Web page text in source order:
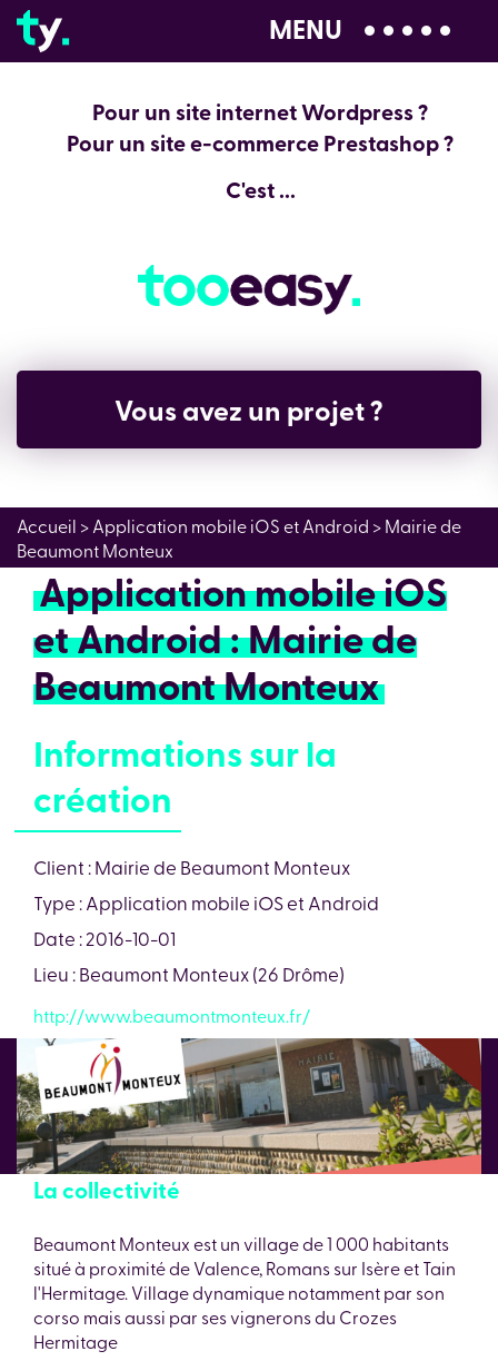
04 28 99 00 80
MENU
Pour un site internet Wordpress ?
Pour un site e-commerce Prestashop ?
C'est ...
Vous avez un projet ?
Accueil > Application mobile iOS et Android > Mairie de
Beaumont Monteux
Application mobile iOS
et Android : Mairie de
Beaumont Monteux
Informations sur la
création
Client : Mairie de Beaumont Monteux
Type : Application mobile iOS et Android
Date : 2016-10-01
Lieu : Beaumont Monteux (26 Drôme)
http://www.beaumontmonteux.fr/
La collectivité
Beaumont Monteux est un village de 1 000 habitants
situé à proximité de Valence, Romans sur Isère et Tain
l'Hermitage. Village dynamique notamment par son
corso mais aussi par ses vignerons du Crozes
Hermitage